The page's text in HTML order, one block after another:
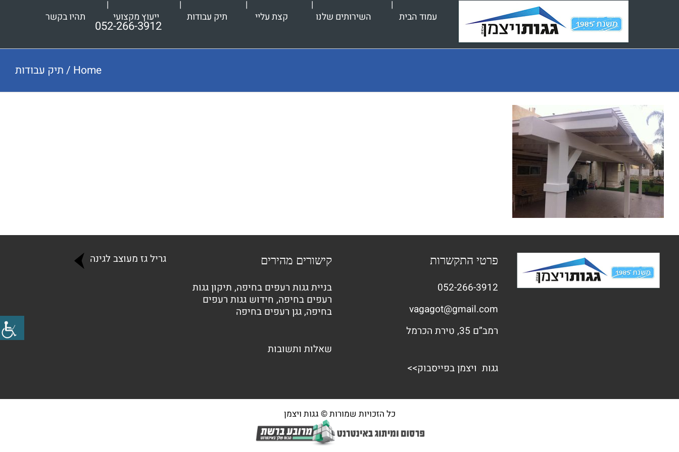
052-266-3912
עמוד הבית השירותים שלנו קצת עליי תיק עבודות ייעוץ מקצועי תהיו בקשר
Home
/תיק עבודות
פרטי התקשרות
052-266-3912
vagagot@gmail.com
רמב”ם 35, טירת הכרמל
גגות ויצמן בפייסבוק>>
קישורים מהירים
בניית גגות רעפים בחיפה, תיקון גגות
רעפים בחיפה, חידוש גגות רעפים
בחיפה,גגן רעפים בחיפה
שאלות ותשובות
גריל גז מעוצב לגינה
כל הזכויות שמורות © גגות ויצמן